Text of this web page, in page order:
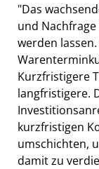
"Das
und
werden
Kurzfristigere
langfristigere.
kurzfristigen
umschichten,
damit zu